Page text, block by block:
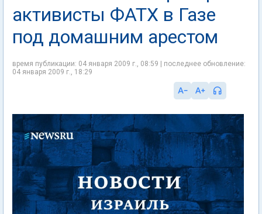
активисты ФАТХ в Газе
под домашним арестом
время публикации: 04 января 2009 г., 08:59 | последнее обновление:
04 января 2009 г., 18:29